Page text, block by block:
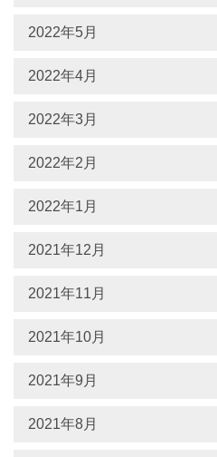
2022年5月
2022年4月
2022年3月
2022年2月
2022年1月
2021年12月
2021年11月
2021年10月
2021年9月
2021年8月